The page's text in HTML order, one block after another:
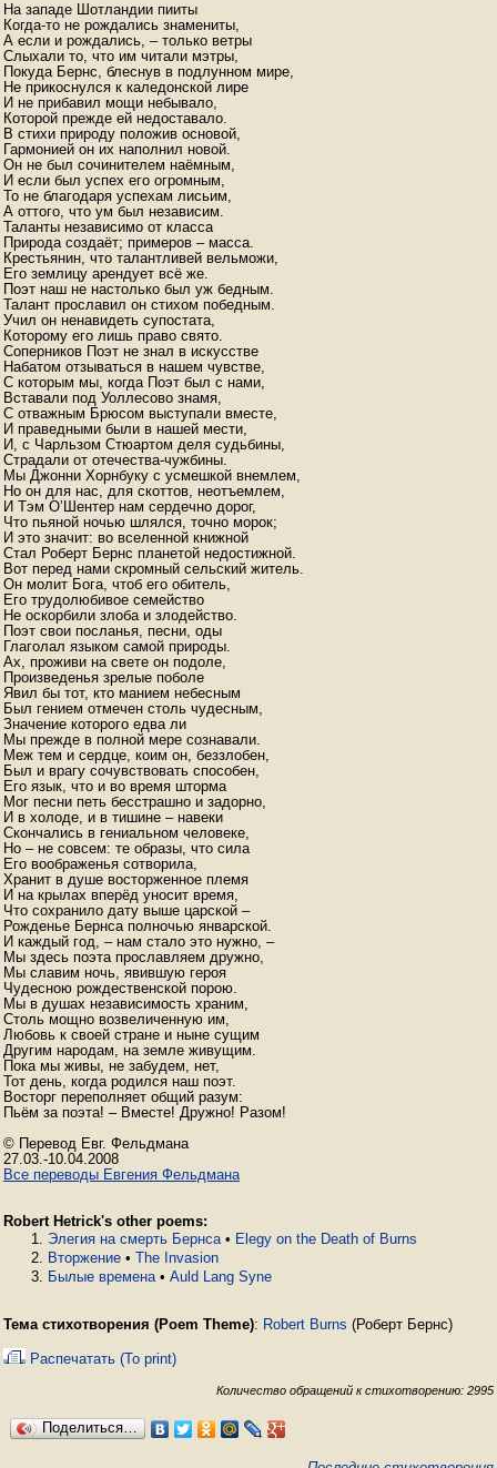
На западе Шотландии пииты
Когда-то не рождались знамениты,
А если и рождались, – только ветры
Слыхали то, что им читали мэтры,
Покуда Бернс, блеснув в подлунном мире,
Не прикоснулся к каледонской лире
И не прибавил мощи небывало,
Которой прежде ей недоставало.
В стихи природу положив основой,
Гармонией он их наполнил новой.
Он не был сочинителем наёмным,
И если был успех его огромным,
То не благодаря успехам лисьим,
А оттого, что ум был независим.
Таланты независимо от класса
Природа создаёт; примеров – масса.
Крестьянин, что талантливей вельможи,
Его землицу арендует всё же.
Поэт наш не настолько был уж бедным.
Талант прославил он стихом победным.
Учил он ненавидеть супостата,
Которому его лишь право свято.
Соперников Поэт не знал в искусстве
Набатом отзываться в нашем чувстве,
С которым мы, когда Поэт был с нами,
Вставали под Уоллесово знамя,
С отважным Брюсом выступали вместе,
И праведными были в нашей мести,
И, с Чарльзом Стюартом деля судьбины,
Страдали от отечества-чужбины.
Мы Джонни Хорнбуку с усмешкой внемлем,
Но он для нас, для скоттов, неотъемлем,
И Тэм О’Шентер нам сердечно дорог,
Что пьяной ночью шлялся, точно морок;
И это значит: во вселенной книжной
Стал Роберт Бернс планетой недостижной.
Вот перед нами скромный сельский житель.
Он молит Бога, чтоб его обитель,
Его трудолюбивое семейство
Не оскорбили злоба и злодейство.
Поэт свои посланья, песни, оды
Глаголал языком самой природы.
Ах, проживи на свете он подоле,
Произведенья зрелые поболе
Явил бы тот, кто манием небесным
Был гением отмечен столь чудесным,
Значение которого едва ли
Мы прежде в полной мере сознавали.
Меж тем и сердце, коим он, беззлобен,
Был и врагу сочувствовать способен,
Его язык, что и во время шторма
Мог песни петь бесстрашно и задорно,
И в холоде, и в тишине – навеки
Скончались в гениальном человеке,
Но – не совсем: те образы, что сила
Его воображенья сотворила,
Хранит в душе восторженное племя
И на крылах вперёд уносит время,
Что сохранило дату выше царской –
Рожденье Бернса полночью январской.
И каждый год, – нам стало это нужно, –
Мы здесь поэта прославляем дружно,
Мы славим ночь, явившую героя
Чудесною рождественской порою.
Мы в душах независимость храним,
Столь мощно возвеличенную им,
Любовь к своей стране и ныне сущим
Другим народам, на земле живущим.
Пока мы живы, не забудем, нет,
Тот день, когда родился наш поэт.
Восторг переполняет общий разум:
Пьём за поэта! – Вместе! Дружно! Разом!
© Перевод Евг. Фельдмана
Все переводы Евгения Фельдмана
Robert Hetrick's other poems:
Элегия на смерть Бернса• Elegy on the Death of Burns
Вторжение • The Invasion
Былые времена• Auld Lang Syne
Тема стихотворения (Poem Theme): Robert Burns (Роберт Бернс)
Распечатать (To print)
Количество обращений к стихотворению: 2995
Поделиться…